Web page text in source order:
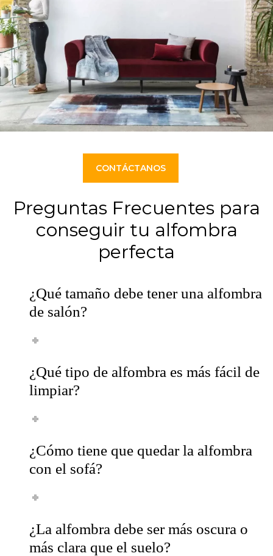
CONTÁCTANOS
Preguntas Frecuentes para
conseguir tu alfombra
perfecta
¿Qué tamaño debe tener una alfombra
de salón?
¿Qué tipo de alfombra es más fácil de
limpiar?
¿Cómo tiene que quedar la alfombra
con el sofá?
¿La alfombra debe ser más oscura o
más clara que el suelo?